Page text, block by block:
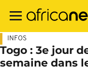
contenu
INFOS
Togo : 3e jour
semaine dans